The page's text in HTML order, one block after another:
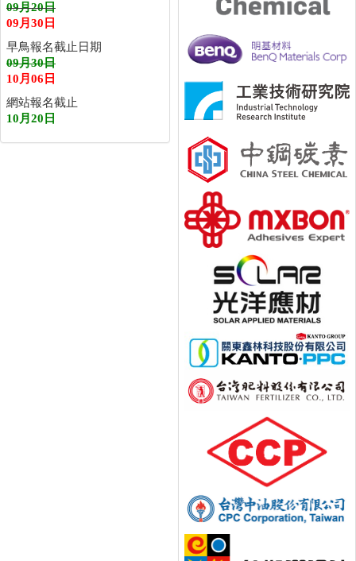
09月20日
09月30日
早鳥報名截止日期
09月30日
10月06日
網站報名截止
10月20日